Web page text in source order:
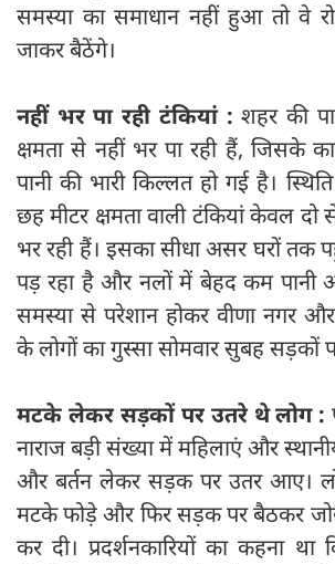
समस्या का समाधान नहीं हुआ तो वे
जाकर बैठेंगे।
नहीं भर पा रही टंकियां :शहर की
क्षमता से नहीं भर पा रही हैं, जिसके
पानी की भारी किल्लत हो गई है।
छह मीटर क्षमता वाली टंकियां केवल दो
भर रही हैं। इसका सीधा असर घरों तक
पड़ रहा है और नलों में बेहद कम पानी
समस्या से परेशान होकर वीणा नगर
के लोगों का गुस्सा सोमवार सुबह सड़कों
मटके लेकर सड़कों पर उतरे थे लोग :
नाराज बड़ी संख्या में महिलाएं और
और बर्तन लेकर सड़क पर उतर आए।
मटके फोड़े और फिर सड़क पर बैठकर
कर दी। प्रदर्शनकारियों का कहना